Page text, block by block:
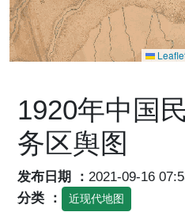
1920年中国
务区舆图
发布日期 ： 2021-09-16
分类 ：
近现代地图